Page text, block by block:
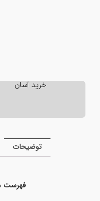
خرید آسان
توضیحات
فهرست